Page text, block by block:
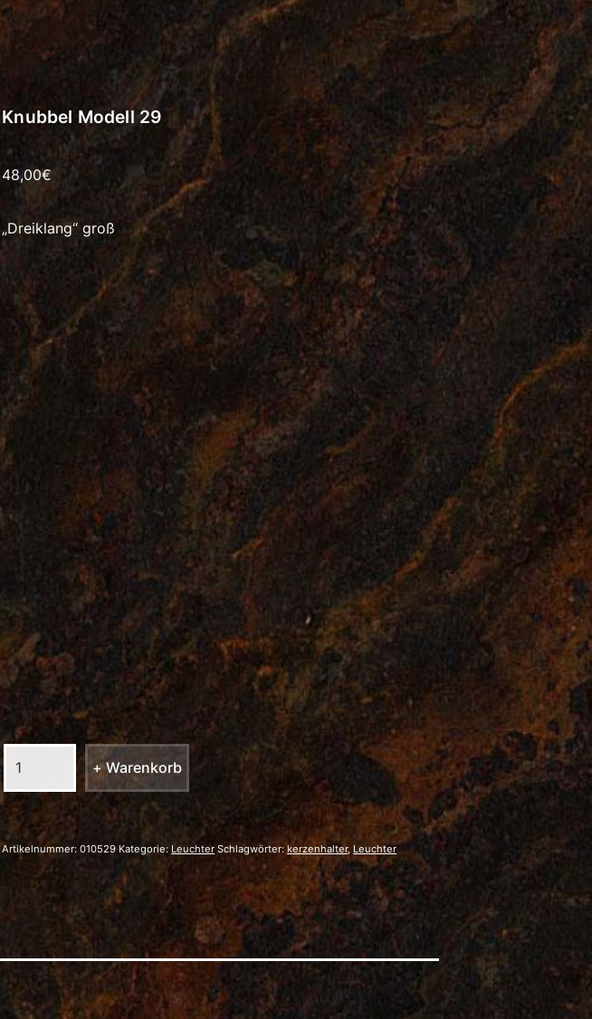
Knubbel Modell 29
48,00€
„Dreiklang“ groß
Knubbel
Modell
29
Menge
+ Warenkorb
Artikelnummer:010529 Kategorie: Leuchter Schlagwörter:kerzenhalter, Leuchter